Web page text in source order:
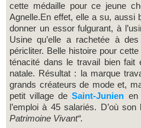
cette médaille pour ce jeune
Agnelle.En effet, elle a su, aussi
donner un essor fulgurant, à
Usine qu’elle a rachetée à
péricliter. Belle histoire pour
ténacité dans le travail bien fait
natale. Résultat : la marque
grands créateurs de mode et,
petit village deSaint-Junien en
l’emploi à 45 salariés. D’où son
Patrimoine Vivant“.